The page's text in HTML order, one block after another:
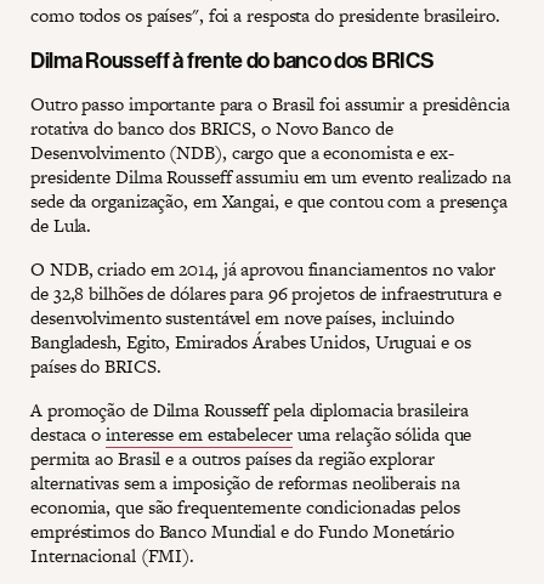
como todos os países", foi a resposta do presidente brasileiro.
Dilma Rousseff à frente do banco dos BRICS
Outro passo importante para o Brasil foi assumir a presidência
rotativa do banco dos BRICS, o Novo Banco de
Desenvolvimento (NDB), cargo que a economista e ex-
presidente Dilma Rousseff assumiu em um evento realizado na
sede da organização, em Xangai, e que contou com a presença
de Lula.
O NDB, criado em 2014, já aprovou financiamentos no valor
de 32,8 bilhões de dólares para 96 projetos de infraestrutura e
desenvolvimento sustentável em nove países, incluindo
Bangladesh, Egito, Emirados Árabes Unidos, Uruguai e os
países do BRICS.
A promoção de Dilma Rousseff pela diplomacia brasileira
destaca ointeresse em estabeleceruma relação sólida que
permita ao Brasil e a outros países da região explorar
alternativas sem a imposição de reformas neoliberais na
economia, que são frequentemente condicionadas pelos
empréstimos do Banco Mundial e do Fundo Monetário
Internacional (FMI).